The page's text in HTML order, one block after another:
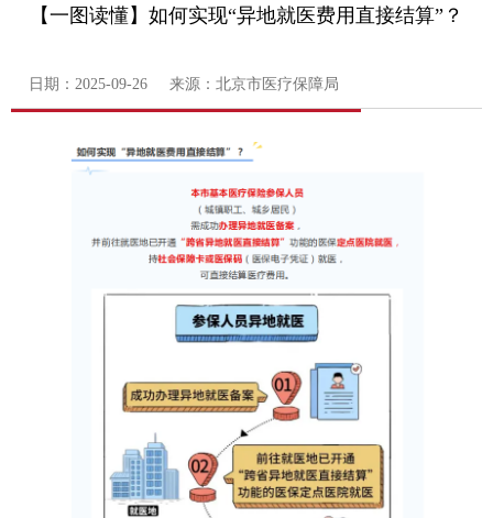
【一图读懂】如何实现“异地就医费用直接结算”？
日期：2025-09-26 来源：北京市医疗保障局